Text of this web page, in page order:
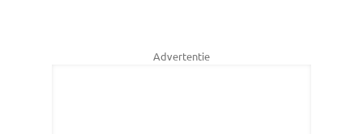
Advertentie